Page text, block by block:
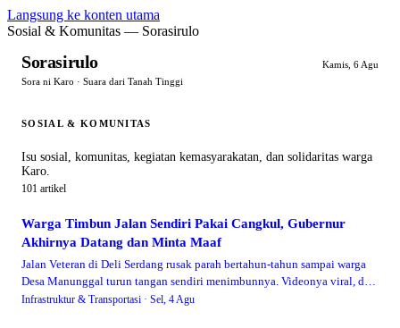
Langsung ke konten utama
Sosial & Komunitas — Sorasirulo
Sorasirulo
Kamis, 6 Agu
Sora ni Karo · Suara dari Tanah Tinggi
SOSIAL & KOMUNITAS
Isu sosial, komunitas, kegiatan kemasyarakatan, dan solidaritas warga
Karo.
101 artikel
Warga Timbun Jalan Sendiri Pakai Cangkul, Gubernur
Akhirnya Datang dan Minta Maaf
Jalan Veteran di Deli Serdang rusak parah bertahun-tahun sampai warga
Desa Manunggal turun tangan sendiri menimbunnya. Videonya viral, dan
Gubernur Sumut pun datang langsung memastikan perbaikan permanen.
Infrastruktur & Transportasi · Sel, 4 Agu